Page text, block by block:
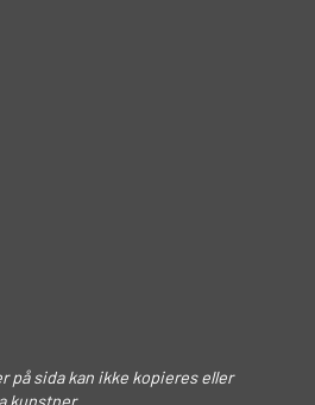
på sida kan ikke kopieres eller